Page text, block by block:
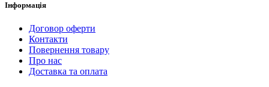
Інформація
Договор оферти
Контакти
Повернення товару
Про нас
Доставка та оплата